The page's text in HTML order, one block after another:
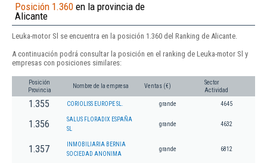
Posición 1.360 en la provincia de
Alicante
Leuka-motor Sl se encuentra en la posición 1.360 del Ranking de Alicante.
A continuación podrá consultar la posición en el ranking de Leuka-motor Sl y
empresas con posiciones similares:
Posición
Provincia
Nombre de la empresa Ventas (€)
Sector
Actividad
1.355 CORIOLISS EUROPE SL. grande 4645
1.356
SALUS FLORADIX ESPAÑA
SL
grande 4632
1.357
INMOBILIARIA BERNIA
SOCIEDAD ANONIMA
grande 6812